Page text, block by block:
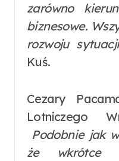
zarówno
biznesowe.
rozwoju sytuacji
Kuś.
Cezary
Lotniczego
Podobnie jak
że wkrótce